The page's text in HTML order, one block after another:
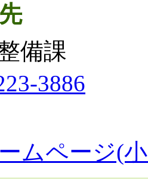
備課
3886
ムページ(